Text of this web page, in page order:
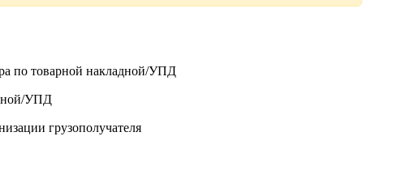
по товарной накладной/УПД
УПД
грузополучателя